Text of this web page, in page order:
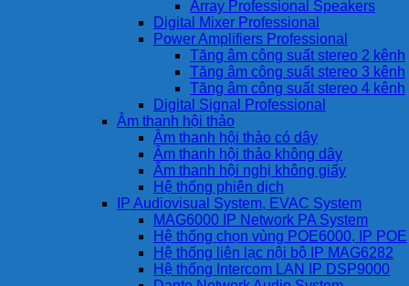
Array Professional Speakers
Digital Mixer Professional
Power Amplifiers Professional
Tăng âm công suất stereo 2 kênh
Tăng âm công suất stereo 3 kênh
Tăng âm công suất stereo 4 kênh
Digital Signal Professional
Âm thanh hội thảo
Âm thanh hội thảo có dây
Âm thanh hội thảo không dây
Âm thanh hội nghị không giấy
Hệ thống phiên dịch
IP Audiovisual System, EVAC System
MAG6000 IP Network PA System
Hệ thống chọn vùng POE6000, IP POE
Hệ thống liên lạc nội bộ IP MAG6282
Hệ thống Intercom LAN IP DSP9000